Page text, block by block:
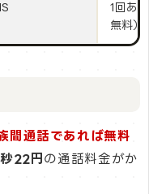
1回あ
無料）
間通話であれば無料
22円 の通話料金がか